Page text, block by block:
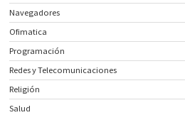
Navegadores
Ofimatica
Programación
Redes y Telecomunicaciones
Religión
Salud